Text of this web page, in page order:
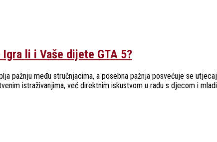
Igra li i Vaše dijete GTA 5?
pažnju među stručnjacima, a posebna pažnja posvećuje se
istraživanjima, već direktnim iskustvom u radu s djecom i